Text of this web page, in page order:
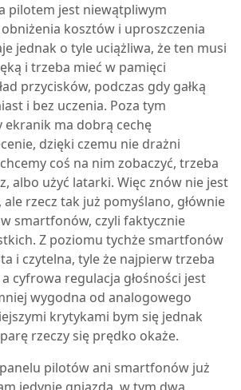
pilotem jest niewątpliwym
kosztów i uproszczenia
jednak o tyle uciążliwa, że ten musi
i trzeba mieć w pamięci
przycisków, podczas gdy gałką
i bez uczenia. Poza tym
ekranik ma dobrą cechę
dzięki czemu nie drażni
coś na nim zobaczyć, trzeba
albo użyć latarki. Więc znów nie jest
rzecz tak już pomyślano, głównie
smartfonów, czyli faktycznie
Z poziomu tychże smartfonów
i czytelna, tyle że najpierw trzeba
cyfrowa regulacja głośności jest
wygodna od analogowego
krytykami bym się jednak
rzeczy się prędko okaże.
pilotów ani smartfonów już